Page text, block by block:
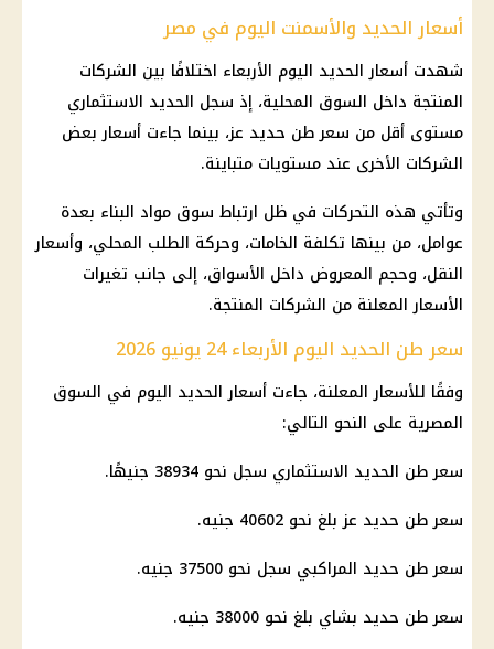
أسعار الحديد والأسمنت اليوم في مصر
شهدت أسعار الحديد اليوم الأربعاء اختلافًا بين الشركات
المنتجة داخل السوق المحلية، إذ سجل الحديد الاستثماري
مستوى أقل من سعر طن حديد عز، بينما جاءت أسعار بعض
الشركات الأخرى عند مستويات متباينة.
وتأتي هذه التحركات في ظل ارتباط سوق مواد البناء بعدة
عوامل، من بينها تكلفة الخامات، وحركة الطلب المحلي، وأسعار
النقل، وحجم المعروض داخل الأسواق، إلى جانب تغيرات
الأسعار المعلنة من الشركات المنتجة.
سعر طن الحديد اليوم الأربعاء 24 يونيو 2026
وفقًا للأسعار المعلنة، جاءت أسعار الحديد اليوم في السوق
المصرية على النحو التالي:
سعر طن الحديد الاستثماري سجل نحو 38934 جنيهًا.
سعر طن حديد عزبلغ نحو 40602 جنيه.
سعر طن حديد المراكبي سجل نحو 37500 جنيه.
سعر طن حديد بشاي بلغ نحو 38000 جنيه.